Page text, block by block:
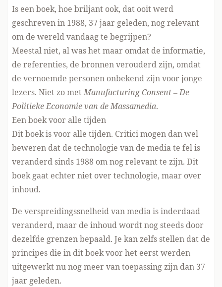
Is een boek, hoe briljant ook, dat ooit werd
geschreven in 1988, 37 jaar geleden, nog relevant
om de wereld vandaag te begrijpen?
Meestal niet, al was het maar omdat de informatie,
de referenties, de bronnen verouderd zijn, omdat
de vernoemde personen onbekend zijn voor jonge
lezers. Niet zo metManufacturing Consent – De
Politieke Economie van de Massamedia.
Een boek voor alle tijden
Dit boek is voor alle tijden. Critici mogen dan wel
beweren dat de technologie van de media te fel is
veranderd sinds 1988 om nog relevant te zijn. Dit
boek gaat echter niet over technologie, maar over
inhoud.
De verspreidingssnelheid van media is inderdaad
veranderd, maar de inhoud wordt nog steeds door
dezelfde grenzen bepaald. Je kan zelfs stellen dat de
principes die in dit boek voor het eerst werden
uitgewerkt nu nog meer van toepassing zijn dan 37
jaar geleden.